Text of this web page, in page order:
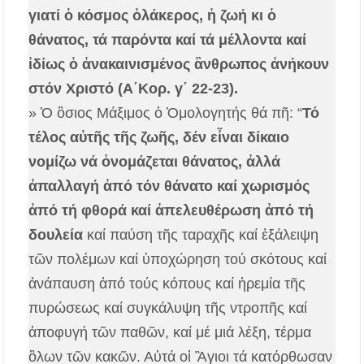
γιατί ὁ κόσμος ὁλάκερος, ἡ ζωή κι ὁ
θάνατος, τά παρόντα καί τά μέλλοντα καί
ἰδίως ὁ ἀνακαινισμένος ἂνθρωπος ἀνήκουν
στόν Χριστό (Α΄Κορ. γ΄ 22-23).
» Ὁ ὃσιος Μάξιμος ὁ Ὁμολογητής θά πῆ: “Τό
τέλος αὐτῆς τῆς ζωῆς, δέν εἶναι δίκαιο
νομίζω νά ὀνομάζεται θάνατος, ἀλλά
ἀπαλλαγή ἀπό τόν θάνατο καί χωρισμός
ἀπό τή φθορά καί ἀπελευθέρωση ἀπό τή
δουλεία καί παύση τῆς ταραχῆς καί ἐξάλειψη
τῶν πολέμων καί ὑποχώρηση τού σκότους καί
ἀνάπαυση ἀπό τούς κόπους καί ἠρεμία τῆς
πυρώσεως καί συγκάλυψη τῆς ντροπῆς καί
ἀποφυγή τῶν παθῶν, καί μέ μιά λέξη, τέρμα
ὃλων τῶν κακῶν. Αὐτά οἱ Ἃγιοι τά κατόρθωσαν